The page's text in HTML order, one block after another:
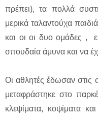
πρέπει), τα πολλά
μερικά ταλαντούχα
και οι οι δυο ομάδες ,
σπουδαία άμυνα και να
Οι αθλητές έδωσαν στις
μεταφράστηκε στο
κλεψίματα, κοψίματα